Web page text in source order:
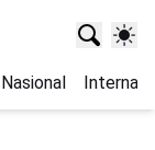
Nasional